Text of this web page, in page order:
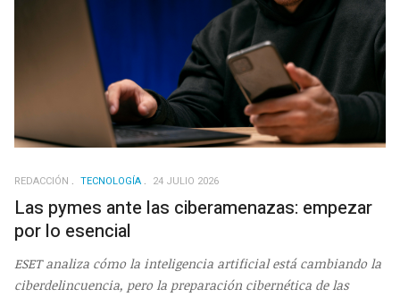
REDACCIÓN TECNOLOGÍA 24 JULIO 2026
Las pymes ante las ciberamenazas: empezar
por lo esencial
ESET analiza cómo la inteligencia artificial está cambiando la
ciberdelincuencia, pero la preparación cibernética de las